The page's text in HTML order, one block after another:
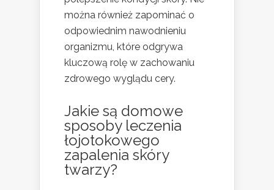
można również zapominać o
odpowiednim nawodnieniu
organizmu, które odgrywa
kluczową rolę w zachowaniu
zdrowego wyglądu cery.
Jakie są domowe
sposoby leczenia
łojotokowego
zapalenia skóry
twarzy?